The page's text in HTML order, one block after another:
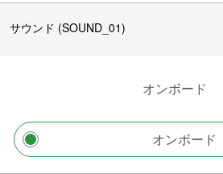
サウンド (SOUND_01)
オンボード
オンボード